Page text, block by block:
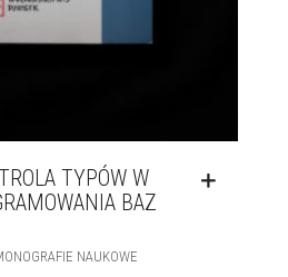
TYPÓW W
BAZ
NAUKOWE